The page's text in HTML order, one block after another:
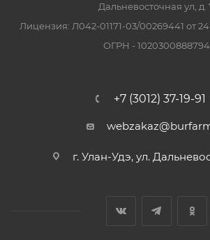
Дальневосточная ул, д.
Лицензия: Л042-01171-03/00269441 от
ОГРН - 1020300888794
+7 (3012) 37-19-91
г. Улан-Удэ, ул.